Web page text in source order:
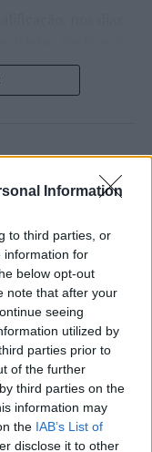
Information
to third parties, or
information for
below opt-out
note that after your
seeing
utilized by
parties prior to
of the further
third parties on the
information may
the IAB’s List of
disclose it to other
de
da
a colocar o
de jogadores
Davidovich
a prova
elevado nível,
cabeça de
chileno
Blockx.
semana foi
ao Estoril,
antigo vencedor
município